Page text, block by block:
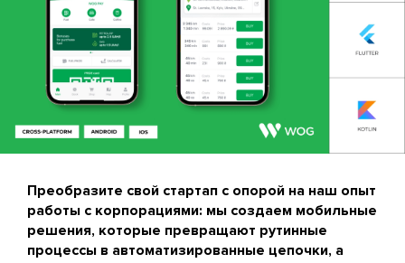
Преобразите свой стартап с опорой на наш опыт
работы с корпорациями: мы создаем мобильные
решения, которые превращают рутинные
процессы в автоматизированные цепочки, а